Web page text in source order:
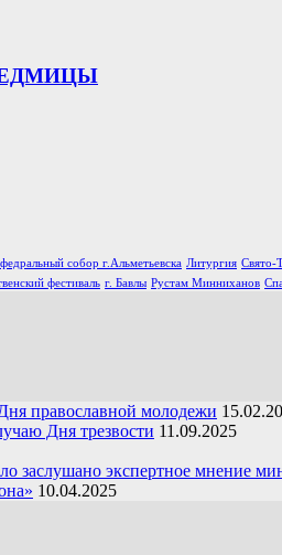
собор г.Альметьевска Литургия Свято-
фестиваль г. Бавлы Рустам Минниханов
православной молодежи
Дня трезвости 11.09.2025
заслушано экспертное мнение
10.04.2025